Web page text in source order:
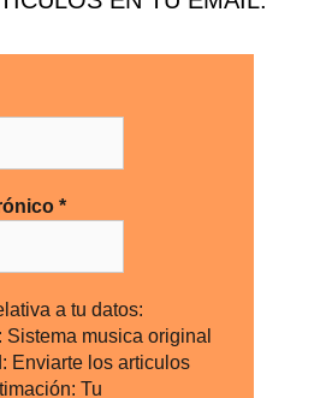
*
a tu datos:
Sistema musica original
Enviarte los articulos
Tu